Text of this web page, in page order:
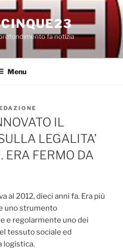
fa notizia
Menu
IL
LEGALITA’
ERA FERMO DA
al 2012, dieci anni fa. Era più
uno strumento
e regolarmente uno dei
tessuto sociale ed
logistica.